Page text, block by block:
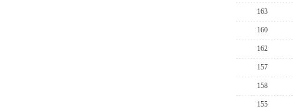
163
160
162
157
158
155